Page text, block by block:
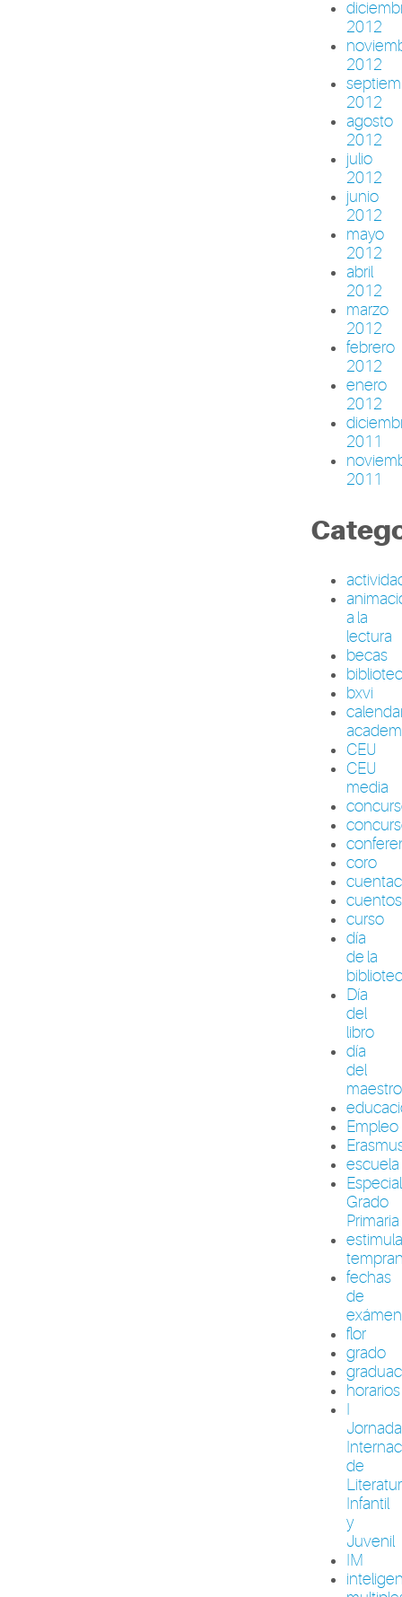
2012
2012
2012
agosto
2012
julio
2012
junio
2012
mayo
2012
abril
2012
marzo
2012
febrero
2012
enero
2012
2011
2011
a la
lectura
becas
bxvi
CEU
CEU
media
coro
cuentos
curso
día
de la
Día
del
libro
día
del
maestro
Empleo
escuela
Grado
Primaria
fechas
de
flor
grado
horarios
I
de
Infantil
y
Juvenil
IM